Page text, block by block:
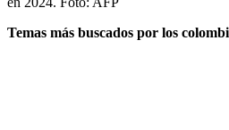
Temas más buscados por los